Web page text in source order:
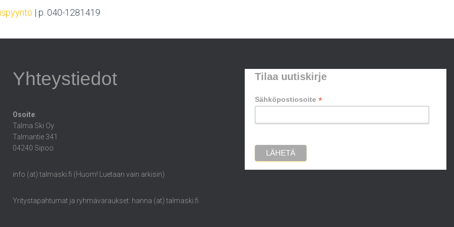
| p. 040-1281419
Yhteystiedot
Osoite:
Talma Ski Oy
Talmantie 341
04240 Sipoo
info (at) talmaski.fi (Huom! Luetaan vain arkisin)
Yritystapahtumat ja ryhmävaraukset: hanna (at) talmaski.fi
Tilaa uutiskirje
Sähköpostiosoite *